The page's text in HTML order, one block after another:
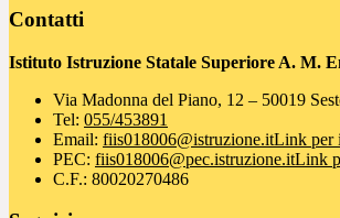
Contatti
Istituto Istruzione Statale Superiore A. M.
Via Madonna del Piano, 12 – 50019
Tel: 055/453891
Email: fiis018006@istruzione.itLink per
PEC: fiis018006@pec.istruzione.itLink
C.F.: 80020270486